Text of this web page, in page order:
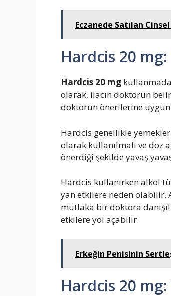
Eczanede Satılan
Hardcis 20 mg:
Hardcis 20 mg
olarak, ilacın doktorun
doktorun önerilerine
Hardcis genellikle
olarak kullanılmalı ve doz
önerdiği şekilde yavaş
Hardcis kullanırken alkol
yan etkilere neden olabilir.
mutlaka bir doktora
etkilere yol açabilir.
Erkeğin Penisinin
Hardcis 20